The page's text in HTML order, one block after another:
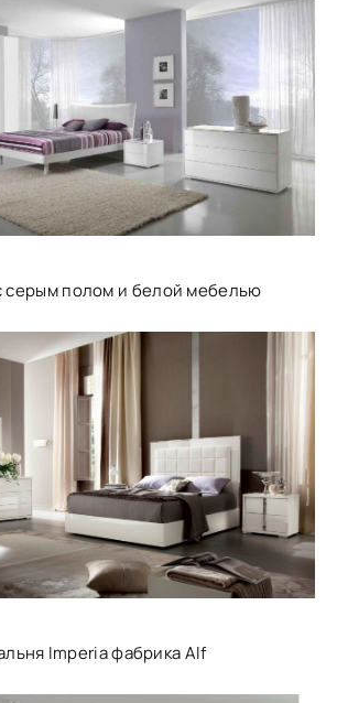
серым полом и белой мебелью
Imperia фабрика Alf